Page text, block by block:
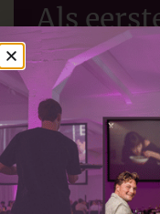
Als
via onze
Mis niets van
voor onze
allernieuwste
Voornaam